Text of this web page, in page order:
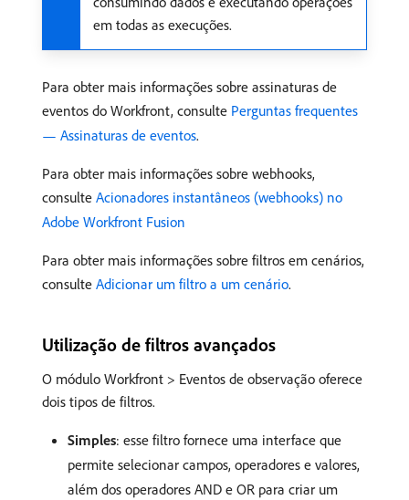
em todas as execuções.
Para obter mais informações sobre assinaturas de
eventos do Workfront, consulte Perguntas frequentes
— Assinaturas de eventos.
Para obter mais informações sobre webhooks,
consulte Acionadores instantâneos (webhooks) no
Adobe Workfront Fusion
Para obter mais informações sobre filtros em cenários,
consulte Adicionar um filtro a um cenário.
Utilização de filtros avançados
O módulo Workfront > Eventos de observação oferece
dois tipos de filtros.
Simples: esse filtro fornece uma interface que
permite selecionar campos, operadores e valores,
além dos operadores AND e OR para criar um